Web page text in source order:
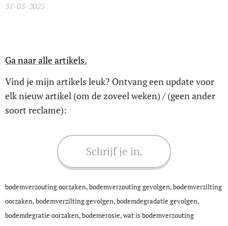
31-03-2025
Ga naar alle artikels.
Vind je mijn artikels leuk? Ontvang een update voor
elk nieuw artikel (om de zoveel weken) / (geen ander
soort reclame):
Schrijf je in.
bodemverzouting oorzaken, bodemverzouting gevolgen, bodemverzilting
oorzaken, bodemverzilting gevolgen, bodemdegradatie gevolgen,
bodemdegratie oorzaken, bodemerosie, wat is bodemverzouting